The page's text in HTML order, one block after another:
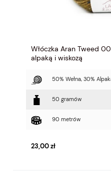
Włóczka Aran Tweed
alpaką i wiskozą
50% Wełna, 30%
50 gramów
90 metrów
23,00 zł